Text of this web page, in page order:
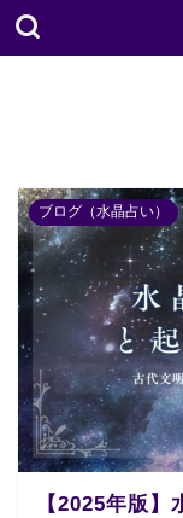
ブログ（水晶占い）
【2025年版